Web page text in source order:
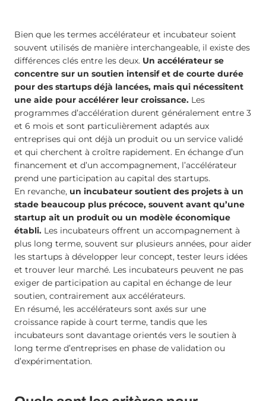
Bien que les termes accélérateur et incubateur soient
souvent utilisés de manière interchangeable, il existe des
différences clés entre les deux. Un accélérateur se
concentre sur un soutien intensif et de courte durée
pour des startups déjà lancées, mais qui nécessitent
une aide pour accélérer leur croissance. Les
programmes d’accélération durent généralement entre 3
et 6 mois et sont particulièrement adaptés aux
entreprises qui ont déjà un produit ou un service validé
et qui cherchent à croître rapidement. En échange d’un
financement et d’un accompagnement, l’accélérateur
prend une participation au capital des startups.
En revanche, un incubateur soutient des projets à un
stade beaucoup plus précoce, souvent avant qu’une
startup ait un produit ou un modèle économique
établi. Les incubateurs offrent un accompagnement à
plus long terme, souvent sur plusieurs années, pour aider
les startups à développer leur concept, tester leurs idées
et trouver leur marché. Les incubateurs peuvent ne pas
exiger de participation au capital en échange de leur
soutien, contrairement aux accélérateurs.
En résumé, les accélérateurs sont axés sur une
croissance rapide à court terme, tandis que les
incubateurs sont davantage orientés vers le soutien à
long terme d’entreprises en phase de validation ou
d’expérimentation.